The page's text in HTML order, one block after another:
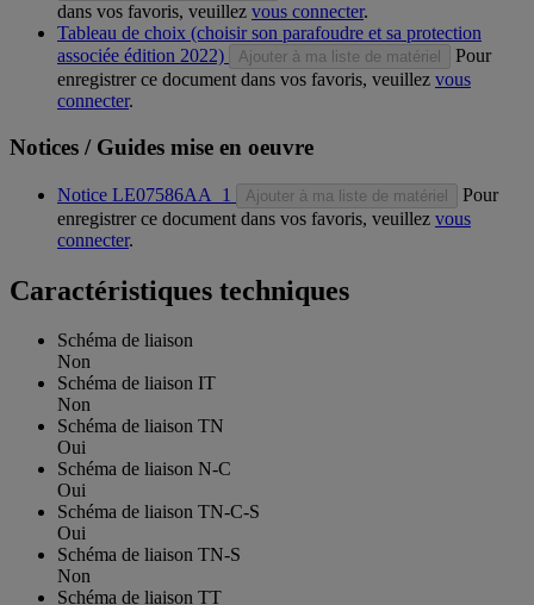
dans vos favoris, veuillez vous connecter.
Tableau de choix (choisir son parafoudre et sa protection
associée édition 2022)
Ajouter à ma liste de matériel
Pour
enregistrer ce document dans vos favoris, veuillez vous
connecter.
Notices / Guides mise en oeuvre
Notice LE07586AA_1 Ajouter à ma liste de matériel
Pour
enregistrer ce document dans vos favoris, veuillez vous
connecter.
Caractéristiques techniques
Schéma de liaison
Non
Schéma de liaison IT
Non
Schéma de liaison TN
Oui
Schéma de liaison N-C
Oui
Schéma de liaison TN-C-S
Oui
Schéma de liaison TN-S
Non
Schéma de liaison TT